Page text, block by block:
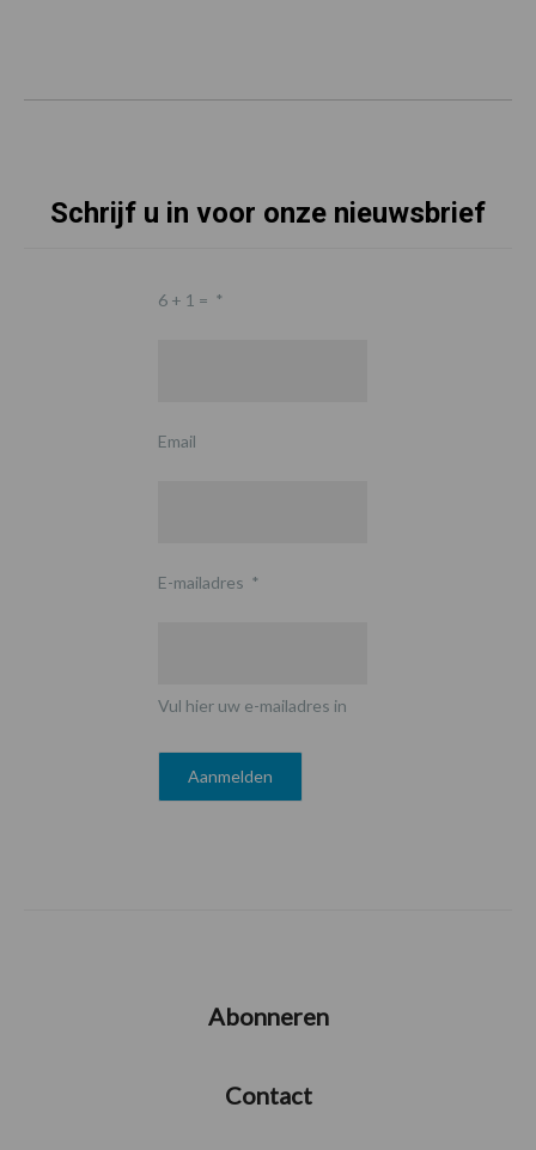
Schrijf u in voor onze nieuwsbrief
6 + 1 = *
Email
E-mailadres *
Vul hier uw e-mailadres in
Abonneren
Contact